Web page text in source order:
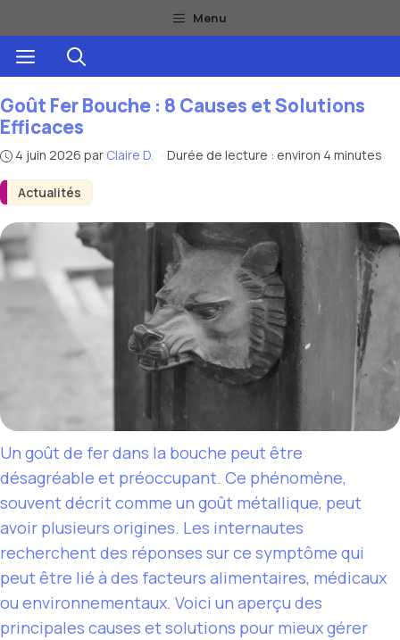
au
contenu
Menu
Menu
Actualités
Goût Fer Bouche : 8 Causes et Solutions
Efficaces
4 juin 2026 par Claire D. · Durée de lecture : environ 4 minutes
Un goût de fer dans la bouche peut être
désagréable et préoccupant. Ce phénomène,
souvent décrit comme un goût métallique, peut
avoir plusieurs origines. Les internautes
recherchent des réponses sur ce symptôme qui
peut être lié à des facteurs alimentaires, médicaux
ou environnementaux. Voici un aperçu des
principales causes et solutions pour mieux gérer